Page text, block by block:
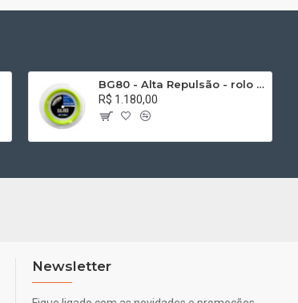
BG80 - Alta Repulsão - rolo 200m
R$ 1.180,00
Newsletter